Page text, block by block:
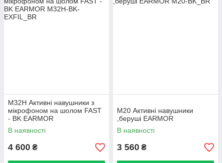
M32H Активні навушники з
мікрофоном на шолом FAST
- BK EARMOR
В наявності
4 600 ₴
M20 Активні навушники
,беруші EARMOR
В наявності
3 560 ₴